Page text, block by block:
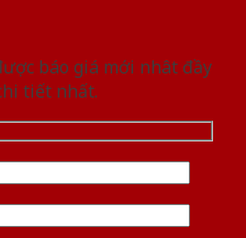
báo giá mới nhât đầy
tiết nhất.